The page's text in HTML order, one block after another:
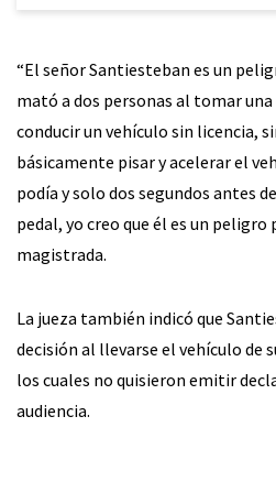
“El señor Santiesteban es un
mató a dos personas al tomar
conducir un vehículo sin licencia,
básicamente pisar y acelerar el
podía y solo dos segundos antes
pedal, yo creo que él es un peligro
magistrada.
La jueza también indicó que
decisión al llevarse el vehículo de
los cuales no quisieron emitir
audiencia.